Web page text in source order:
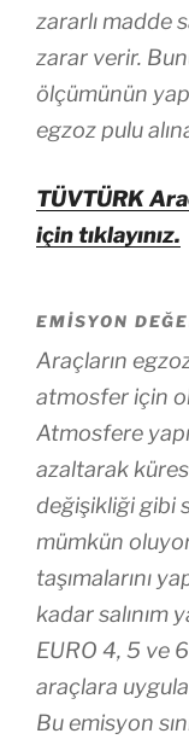
zararlı madde
zarar verir.
ölçümünün
egzoz pulu
TÜVTÜRK
için tıklayınız.
EMISYON
Araçların
atmosfer için
Atmosfere
azaltarak
değişikliği gibi
mümkün
taşımalarını
kadar salınım
EURO 4, 5 ve
araçlara
Bu emisyon